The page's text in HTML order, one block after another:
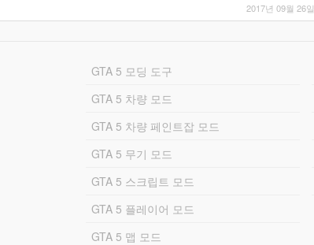
2017년 09월 26일
GTA 5 모딩 도구
GTA 5 차량 모드
GTA 5 차량 페인트잡 모드
GTA 5 무기 모드
GTA 5 스크립트 모드
GTA 5 플레이어 모드
GTA 5 맵 모드